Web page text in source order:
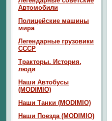
Автомобили
Полицейские машины
мира
Легендарные грузовики
СССР
Тракторы. История,
люди
Наши Автобусы
(MODIMIO)
Наши Танки (MODIMIO)
Наши Поезда (MODIMIO)